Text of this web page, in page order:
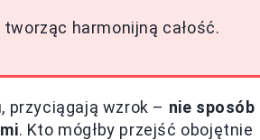
harmonijną całość.
przyciągają wzrok – nie sposób
. Kto mógłby przejść obojętnie